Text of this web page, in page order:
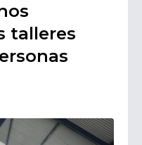
talleres